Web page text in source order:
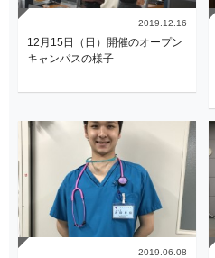
2019.12.16
12月15日（日）開催のオープン
キャンパスの様子
2019.06.08